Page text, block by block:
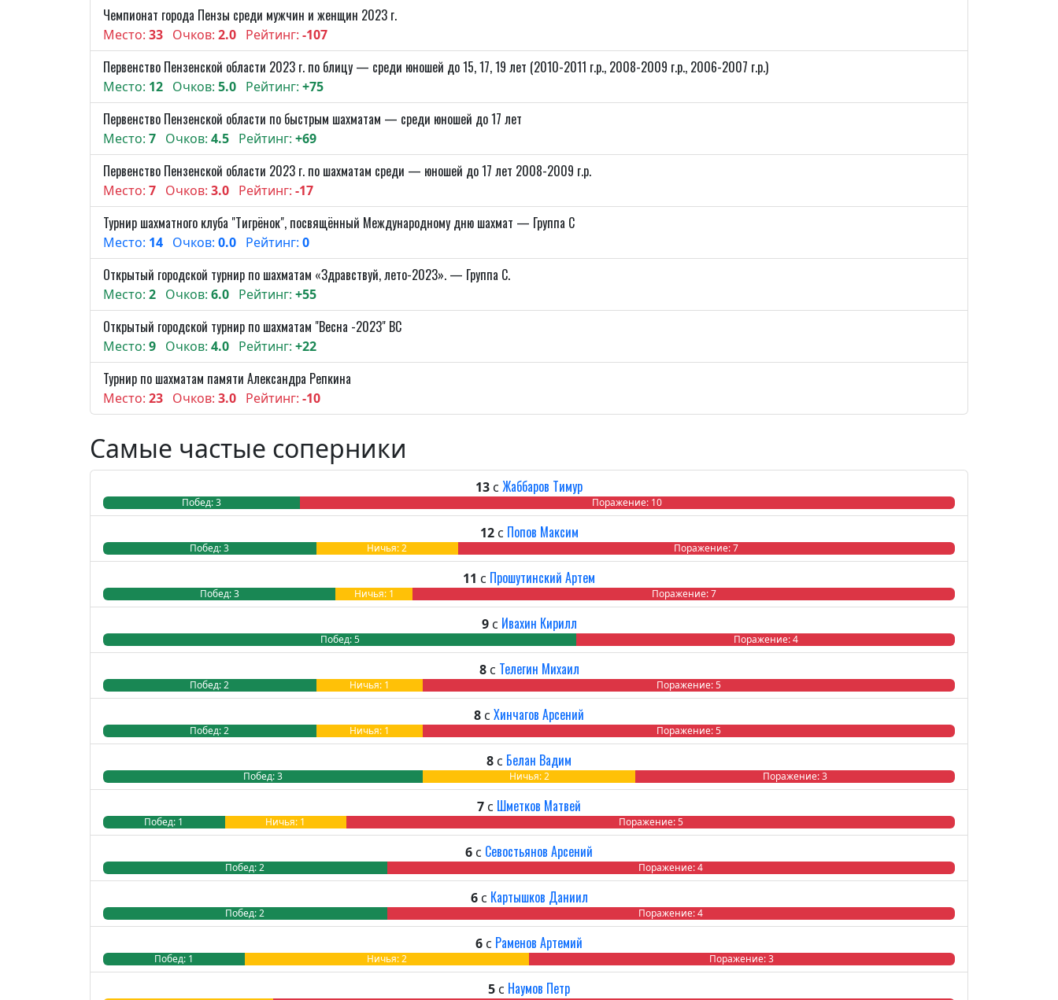
Чемпионат города Пензы среди мужчин и женщин 2023 г.
Место: 33 Очков: 2.0 Рейтинг: -107
Первенство Пензенской области 2023 г. по блицу — среди юношей до 15, 17, 19 лет (2010-2011 г.р., 2008-2009 г.р., 2006-2007 г.р.)
Место: 12 Очков: 5.0 Рейтинг: +75
Первенство Пензенской области по быстрым шахматам — среди юношей до 17 лет
Место: 7 Очков: 4.5 Рейтинг: +69
Первенство Пензенской области 2023 г. по шахматам среди — юношей до 17 лет 2008-2009 г.р.
Место: 7 Очков: 3.0 Рейтинг: -17
Турнир шахматного клуба "Тигрёнок", посвящённый Международному дню шахмат — Группа C
Место: 14 Очков: 0.0 Рейтинг: 0
Открытый городской турнир по шахматам «Здравствуй, лето-2023». — Группа C.
Место: 2 Очков: 6.0 Рейтинг: +55
Открытый городской турнир по шахматам "Весна -2023" ВС
Место: 9 Очков: 4.0 Рейтинг: +22
Турнир по шахматам памяти Александра Репкина
Место: 23 Очков: 3.0 Рейтинг: -10
Самые частые соперники
13 с Жаббаров Тимур
Побед: 3 Поражение: 10
12с Попов Максим
Побед: 3 Ничья: 2 Поражение: 7
11 с Прошутинский Артем
Побед: 3 Ничья: 1 Поражение: 7
9с Ивахин Кирилл
Побед: 5 Поражение: 4
8с Телегин Михаил
Побед: 2 Ничья: 1 Поражение: 5
8 с Хинчагов Арсений
Побед: 2 Ничья: 1 Поражение: 5
8 с Белан Вадим
Побед: 3 Ничья: 2 Поражение: 3
7 с Шметков Матвей
Побед: 1 Ничья: 1 Поражение: 5
6 с Севостьянов Арсений
Побед: 2 Поражение: 4
6с Картышков Даниил
Побед: 2 Поражение: 4
6 с Раменов Артемий
Побед: 1 Ничья: 2 Поражение: 3
5 с Наумов Петр